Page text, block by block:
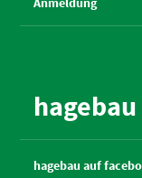
hagebau auf